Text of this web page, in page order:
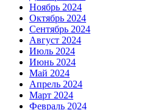
Ноябрь 2024
Октябрь 2024
Сентябрь 2024
Август 2024
Июль 2024
Июнь 2024
Май 2024
Апрель 2024
Март 2024
Февраль 2024